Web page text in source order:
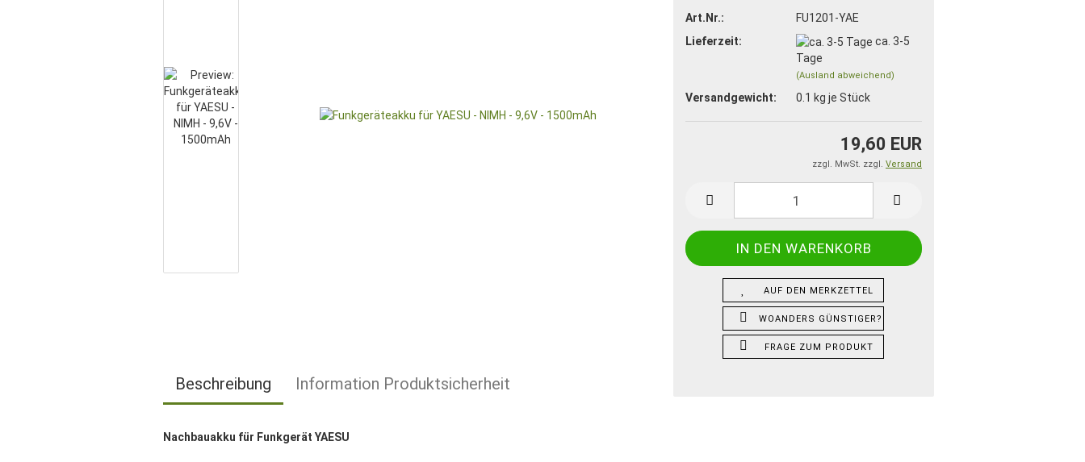
Art.Nr.:
FU1201-YAE
Lieferzeit:
ca. 3-5
Tage
(Ausland abweichend)
Versandgewicht: 0.1 kg je Stück
19,60 EUR
zzgl. MwSt. zzgl. Versand
AUF DEN MERKZETTEL
WOANDERS GÜNSTIGER?
FRAGE ZUM PRODUKT
Beschreibung Information Produktsicherheit
Nachbauakku für Funkgerät YAESU